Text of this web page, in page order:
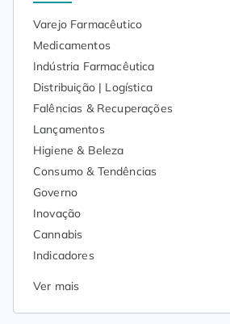
Varejo Farmacêutico
Medicamentos
Indústria Farmacêutica
Distribuição | Logística
Falências & Recuperações
Lançamentos
Higiene & Beleza
Consumo & Tendências
Governo
Inovação
Cannabis
Indicadores
Ver mais